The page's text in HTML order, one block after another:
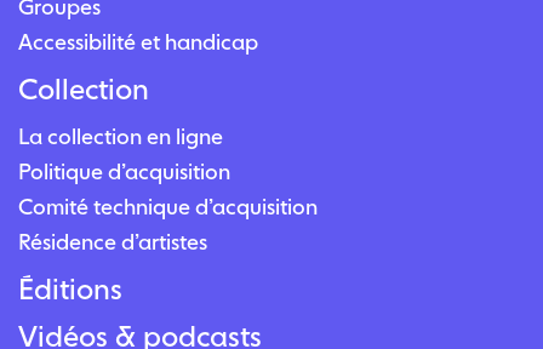
Groupes
Accessibilité et handicap
Collection
La collection en ligne
Politique d’acquisition
Comité technique d’acquisition
Résidence d’artistes
Éditions
Vidéos & podcasts